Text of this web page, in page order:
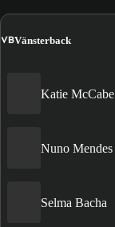
VBVänsterback
Katie McCabe
Nuno Mendes
Selma Bacha